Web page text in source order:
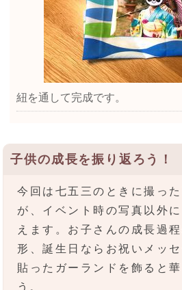
紐を通して完成です。
子供の成長を振り返ろう！
今回は七五三のときに撮っ
が、イベント時の写真以外
えます。お子さんの成長過
形、誕生日ならお祝いメッ
貼ったガーランドを飾ると
う。